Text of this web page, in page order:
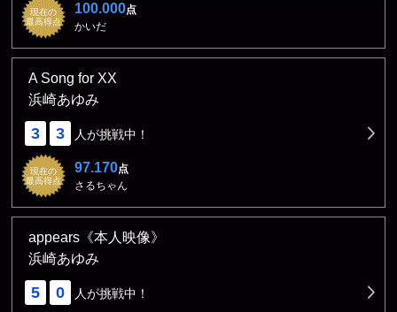
現在の
最高得点
100.000点
かいだ
A Song for XX
浜崎あゆみ
3 3 人が挑戦中！
現在の
最高得点
97.170点
さるちゃん
appears《本人映像》
浜崎あゆみ
5 0 人が挑戦中！